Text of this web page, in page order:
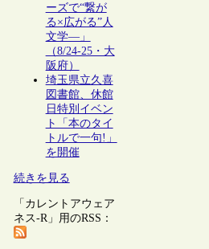
ーズで“繋が
る×広がる”人
文学―」
（8/24-25・大
阪府）
埼玉県立久喜
図書館、休館
日特別イベン
ト「本のタイ
トルで一句!」
を開催
続きを見る
「カレントアウェア
ネス-R」用のRSS：